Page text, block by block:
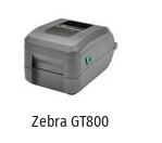
Zebra GT800